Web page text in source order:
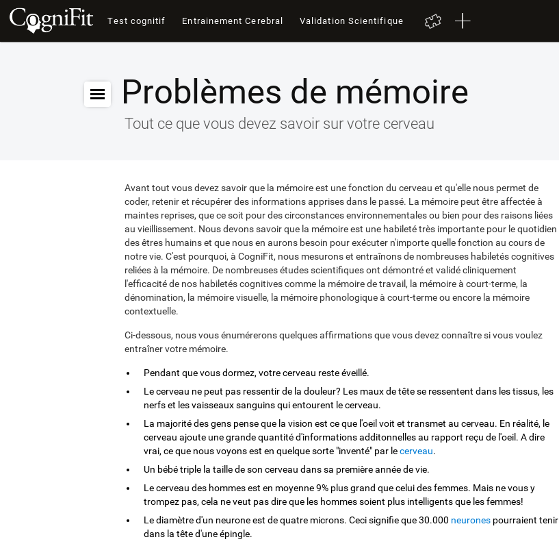
Test cognitif Entrainement Cerebral Validation Scientifique
Problèmes de mémoire
Tout ce que vous devez savoir sur votre cerveau
Avant tout vous devez savoir que la mémoire est une fonction du cerveau et qu'elle nous permet de
coder, retenir et récupérer des informations apprises dans le passé. La mémoire peut être affectée à
maintes reprises, que ce soit pour des circonstances environnementales ou bien pour des raisons liées
au vieillissement. Nous devons savoir que la mémoire est une habileté très importante pour le quotidien
des êtres humains et que nous en aurons besoin pour exécuter n'importe quelle fonction au cours de
notre vie. C'est pourquoi, à CogniFit, nous mesurons et entraînons de nombreuses habiletés cognitives
reliées à la mémoire. De nombreuses études scientifiques ont démontré et validé cliniquement
l'efficacité de nos habiletés cognitives comme la mémoire de travail, la mémoire à court-terme, la
dénomination, la mémoire visuelle, la mémoire phonologique à court-terme ou encore la mémoire
contextuelle.
Ci-dessous, nous vous énumérerons quelques affirmations que vous devez connaître si vous voulez
entraîner votre mémoire.
Pendant que vous dormez, votre cerveau reste éveillé.
Le cerveau ne peut pas ressentir de la douleur? Les maux de tête se ressentent dans les tissus, les
nerfs et les vaisseaux sanguins qui entourent le cerveau.
La majorité des gens pense que la vision est ce que l'oeil voit et transmet au cerveau. En réalité, le
cerveau ajoute une grande quantité d'informations additonnelles au rapport reçu de l'oeil. A dire
vrai, ce que nous voyons est en quelque sorte "inventé" par lecerveau.
Un bébé triple la taille de son cerveau dans sa première année de vie.
Le cerveau des hommes est en moyenne 9% plus grand que celui des femmes. Mais ne vous y
trompez pas, cela ne veut pas dire que les hommes soient plus intelligents que les femmes!
Le diamètre d'un neurone est de quatre microns. Ceci signifie que 30.000 neurones pourraient tenir
dans la tête d'une épingle.